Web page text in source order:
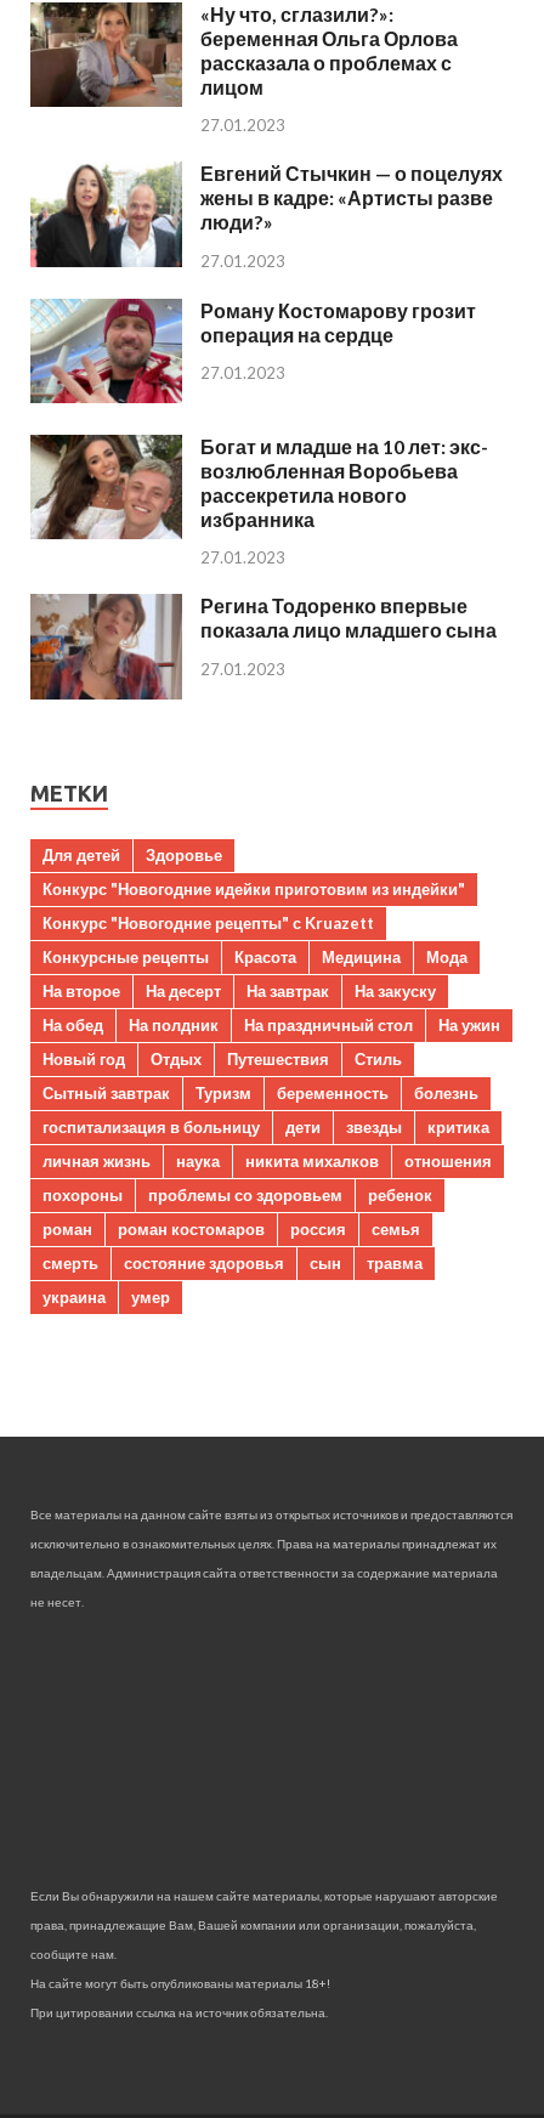
«Ну что, сглазили?»:
беременная Ольга Орлова
рассказала о проблемах с
лицом
27.01.2023
Евгений Стычкин — о поцелуях
жены в кадре: «Артисты разве
люди?»
27.01.2023
Роману Костомарову грозит
операция на сердце
27.01.2023
Богат и младше на 10 лет: экс-
возлюбленная Воробьева
рассекретила нового
избранника
27.01.2023
Регина Тодоренко впервые
показала лицо младшего сына
27.01.2023
МЕТКИ
Для детей
Здоровье
Конкурс "Новогодние идейки приготовим из индейки"
Конкурс "Новогодние рецепты" с Kruazett
Конкурсные рецепты
Красота Медицина
Мода
На второе
На десерт На завтрак
На закуску
На обед
На полдник На праздничный стол
На ужин
Новый год
Отдых Путешествия
Стиль
Сытный завтрак
Туризм беременность
болезнь
госпитализация в больницу
дети звезды
критика
личная жизнь
наука никита михалков
отношения
похороны
проблемы со здоровьем
ребенок
роман
роман костомаров россия
семья
смерть
состояние здоровья сын
травма
украина
умер
Все материалы на данном сайте взяты из открытых источников и предоставляются
исключительно в ознакомительных целях. Права на материалы принадлежат их
владельцам. Администрация сайта ответственности за содержание материала
не несет.
Если Вы обнаружили на нашем сайте материалы, которые нарушают авторские
права, принадлежащие Вам, Вашей компании или организации, пожалуйста,
сообщите нам.
На сайте могут быть опубликованы материалы 18+!
При цитировании ссылка на источник обязательна.